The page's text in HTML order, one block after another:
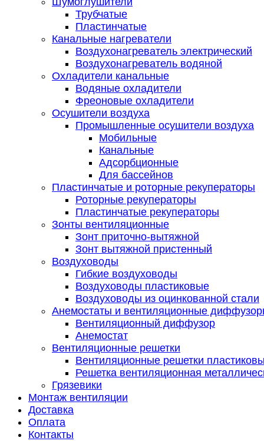
Трубчатые
Пластинчатые
Канальные нагреватели
Воздухонагреватель электрический
Воздухонагреватель водяной
Охладители канальные
Водяные охладители
Фреоновые охладители
Осушители воздуха
Промышленные осушители воздуха
Мобильные
Канальные
Адсорбционные
Для бассейнов
Пластинчатые и роторные рекуператоры
Роторные рекуператоры
Пластинчатые рекуператоры
Зонты вентиляционные
Зонт приточно-вытяжной
Зонт вытяжной пристенный
Воздуховоды
Гибкие воздуховоды
Воздуховоды пластиковые
Воздуховоды из оцинкованной стали
Анемостаты и вентиляционные
Вентиляционный диффузор
Анемостат
Вентиляционные решетки
Вентиляционные решетки
Решетка вентиляционная
Грязевики
Монтаж вентиляции
Доставка
Оплата
Контакты